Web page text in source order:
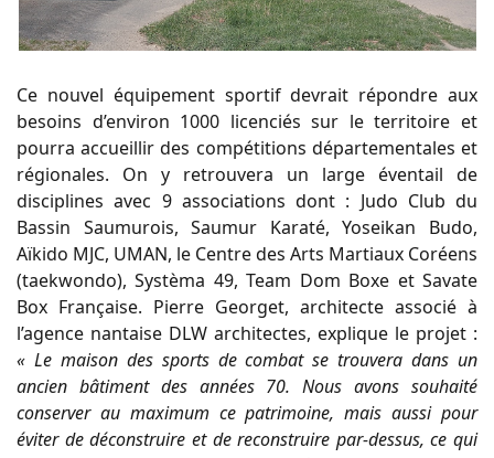
Ce nouvel équipement sportif devrait répondre aux
besoins d’environ 1000 licenciés sur le territoire et
pourra accueillir des compétitions départementales et
régionales. On y retrouvera un large éventail de
disciplines avec 9 associations dont : Judo Club du
Bassin Saumurois, Saumur Karaté, Yoseikan Budo,
Aïkido MJC, UMAN, le Centre des Arts Martiaux Coréens
(taekwondo), Systèma 49, Team Dom Boxe et Savate
Box Française. Pierre Georget, architecte associé à
l’agence nantaise DLW architectes, explique le projet :
« Le maison des sports de combat se trouvera dans un
ancien bâtiment des années 70. Nous avons souhaité
conserver au maximum ce patrimoine, mais aussi pour
éviter de déconstruire et de reconstruire par-dessus, ce qui